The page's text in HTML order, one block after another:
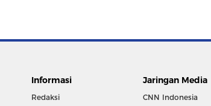
Informasi
Redaksi
Jaringan Media
CNN Indonesia